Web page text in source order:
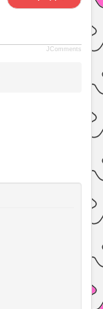
JComments